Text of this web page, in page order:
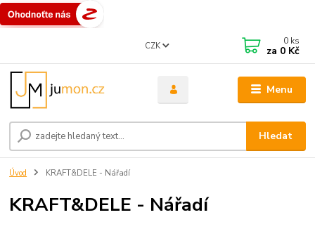
Menu
CZK
Hledat
0 ks
za 0 Kč
Úvod KRAFT&DELE - Nářadí
KRAFT&DELE - Nářadí